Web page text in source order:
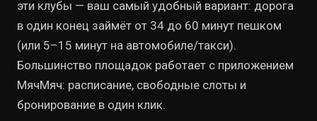
эти клубы — ваш самый удобный вариант: дорога
в один конец займёт от 34 до 60 минут пешком
(или 5–15 минут на автомобиле/такси).
Большинство площадок работает с приложением
МячМяч: расписание, свободные слоты и
бронирование в один клик.